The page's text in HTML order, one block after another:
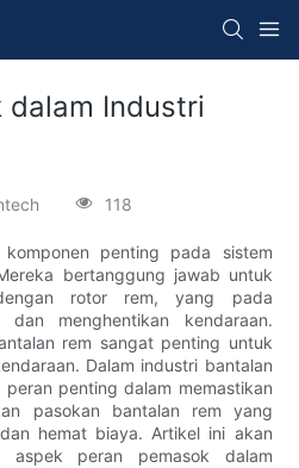
dalam Industri
118
penting pada sistem
bertanggung jawab untuk
rotor rem, yang pada
dan menghentikan kendaraan.
rem sangat penting untuk
Dalam industri bantalan
penting dalam memastikan
pasokan bantalan rem yang
hemat biaya. Artikel ini akan
aspek peran pemasok dalam